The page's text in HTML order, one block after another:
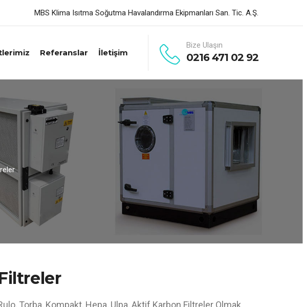
MBS Klima Isıtma Soğutma Havalandırma Ekipmanları San. Tic. A.Ş.
Referanslar İletişim
Bize Ulaşın
0216 471 02 92
Torba, Kompakt, Hepa, Ulpa, Aktif Karbon Filtreler Olmak